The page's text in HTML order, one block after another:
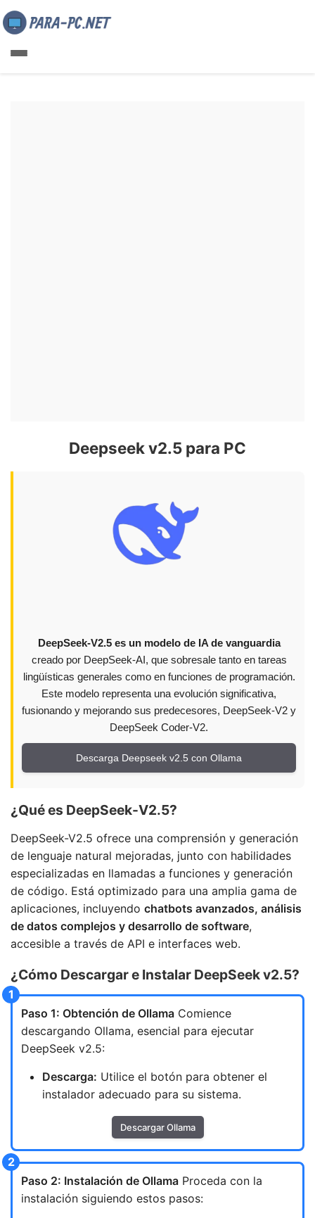
Deepseek v2.5 para PC
DeepSeek-V2.5 es un modelo de IA de vanguardia
creado por DeepSeek-AI, que sobresale tanto en tareas
lingüísticas generales como en funciones de programación.
Este modelo representa una evolución significativa,
fusionando y mejorando sus predecesores, DeepSeek-V2 y
DeepSeek Coder-V2.
Descarga Deepseek v2.5 con Ollama
¿Qué es DeepSeek-V2.5?
DeepSeek-V2.5 ofrece una comprensión y generación
de lenguaje natural mejoradas, junto con habilidades
especializadas en llamadas a funciones y generación
de código. Está optimizado para una amplia gama de
aplicaciones, incluyendo chatbots avanzados, análisis
de datos complejos y desarrollo de software,
accesible a través de API e interfaces web.
¿Cómo Descargar e Instalar DeepSeek v2.5?
Paso 1: Obtención de Ollama Comience
descargando Ollama, esencial para ejecutar
DeepSeek v2.5:
Descarga: Utilice el botón para obtener el
instalador adecuado para su sistema.
Descargar Ollama
Paso 2: Instalación de Ollama Proceda con la
instalación siguiendo estos pasos: